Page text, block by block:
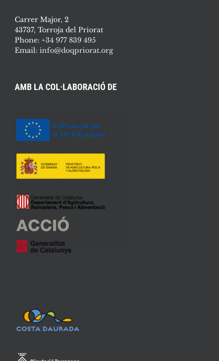
Carrer Major, 2
43737, Torroja del Priorat
Phone: +34 977 839 495
Email: info@doqpriorat.org
AMB LA COL·LABORACIÓ DE